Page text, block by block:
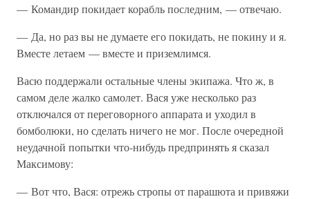
— Командир покидает корабль последним, — отвечаю.
— Да, но раз вы не думаете его покидать, не покину и я.
Вместе летаем — вместе и приземлимся.
Васю поддержали остальные члены экипажа. Что ж, в
самом деле жалко самолет. Вася уже несколько раз
отключался от переговорного аппарата и уходил в
бомболюки, но сделать ничего не мог. После очередной
неудачной попытки что-нибудь предпринять я сказал
Максимову:
— Вот что, Вася: отрежь стропы от парашюта и привяжи